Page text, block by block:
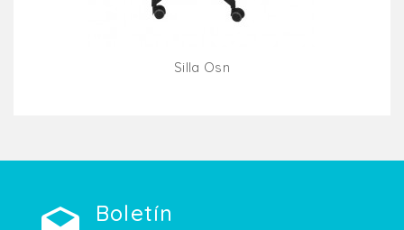
Silla Osn
Boletín